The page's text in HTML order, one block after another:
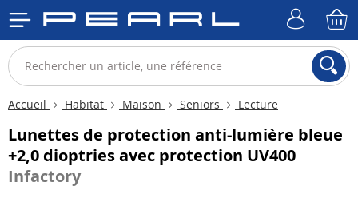
Accueil Habitat Maison Seniors Lecture
Lunettes de protection anti-lumière bleue
+2,0 dioptries avec protection UV400
Infactory